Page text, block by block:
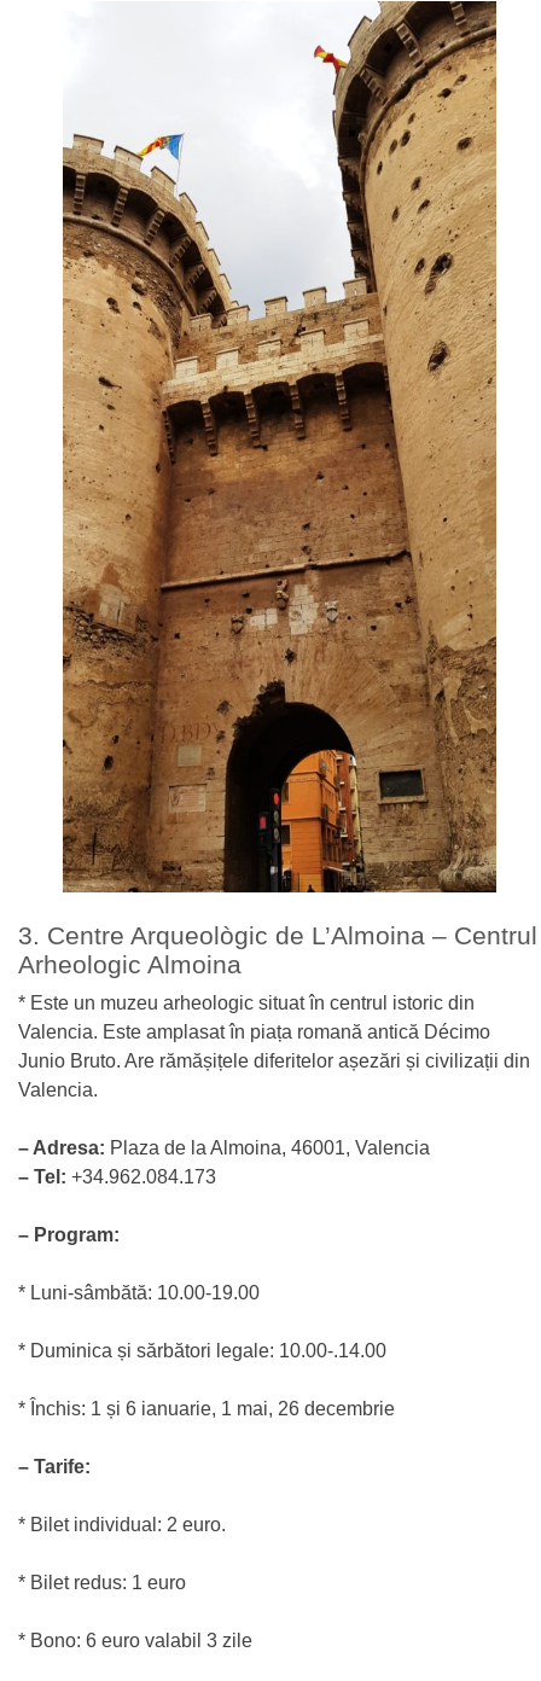
3. Centre Arqueològic de L’Almoina – Centrul
Arheologic Almoina
* Este un muzeu arheologic situat în centrul istoric din
Valencia. Este amplasat în piața romană antică Décimo
Junio Bruto. Are rămășițele diferitelor așezări și civilizații din
Valencia.
– Adresa: Plaza de la Almoina, 46001, Valencia
– Tel: +34.962.084.173
– Program:
* Luni-sâmbătă: 10.00-19.00
* Duminica și sărbători legale: 10.00-.14.00
* Închis: 1 și 6 ianuarie, 1 mai, 26 decembrie
– Tarife:
* Bilet individual: 2 euro.
* Bilet redus: 1 euro
* Bono: 6 euro valabil 3 zile